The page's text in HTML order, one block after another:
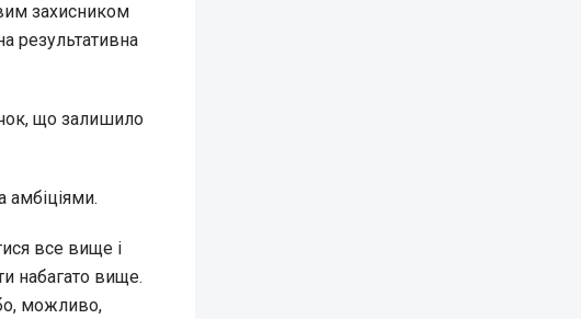
захисником
результативна
що залишило
амбіціями.
все вище і
набагато вище.
можливо,